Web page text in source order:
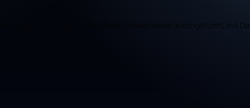
und Daten in die Cloud; phasenweise durchgeführt, mit